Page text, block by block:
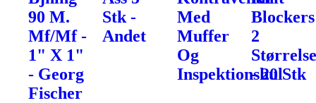
90 M.
Mf/Mf -
1" X 1"
- Georg
Fischer
Stk -
Andet
Med
Muffer
Og
Inspektionshul
Blockers
2
- 20 Stk